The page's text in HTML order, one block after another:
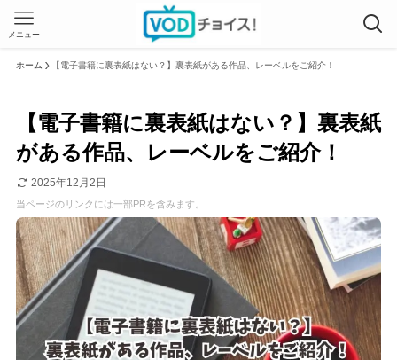
メニュー
ホーム 【電子書籍に裏表紙はない？】裏表紙がある作品、レーベルをご紹介！
【電子書籍に裏表紙はない？】裏表紙
がある作品、レーベルをご紹介！
2025年12月2日
当ページのリンクには一部PRを含みます。